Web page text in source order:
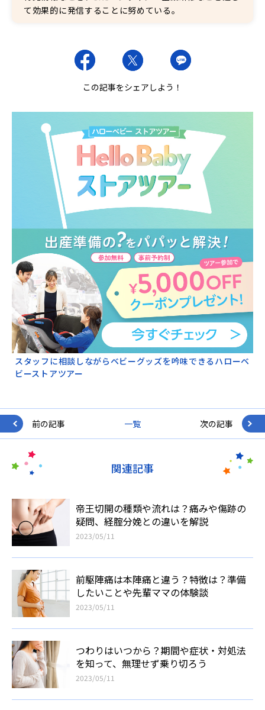
て効果的に発信することに努めている。
この記事をシェアしよう！
スタッフに相談しながらベビーグッズを吟味できるハローベ
ビーストアツアー
前の記事 一覧 次の記事
関連記事
帝王切開の種類や流れは？痛みや傷跡の
疑問、経腟分娩との違いを解説
2023/05/11
前駆陣痛は本陣痛と違う？特徴は？準備
したいことや先輩ママの体験談
2023/05/11
つわりはいつから？期間や症状・対処法
を知って、無理せず乗り切ろう
2023/05/11